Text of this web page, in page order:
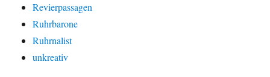
Revierpassagen
Ruhrbarone
Ruhrnalist
unkreativ